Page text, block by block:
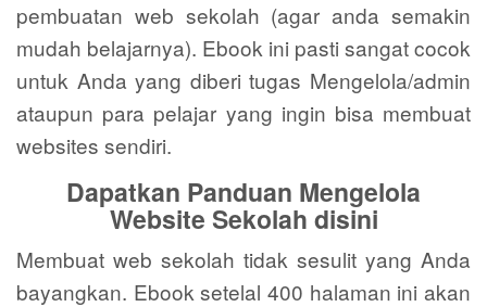
pembuatan web sekolah (agar anda semakin
mudah belajarnya). Ebook ini pasti sangat cocok
untuk Anda yang diberi tugas Mengelola/admin
ataupun para pelajar yang ingin bisa membuat
websites sendiri.
Dapatkan Panduan Mengelola
Website Sekolah disini
Membuat web sekolah tidak sesulit yang Anda
bayangkan. Ebook setelal 400 halaman ini akan